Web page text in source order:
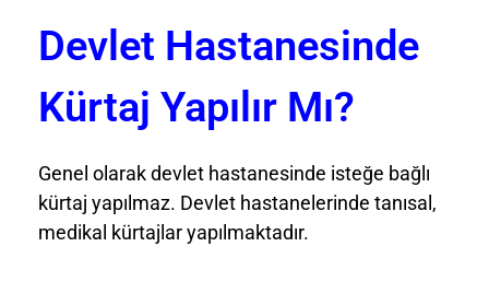
Devlet Hastanesinde
Kürtaj Yapılır Mı?
Genel olarak devlet hastanesinde isteğe bağlı
kürtaj yapılmaz. Devlet hastanelerinde tanısal,
medikal kürtajlar yapılmaktadır.